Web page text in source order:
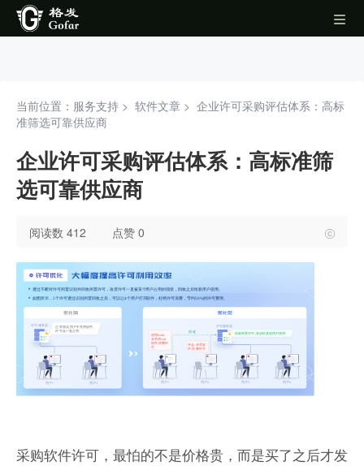
当前位置：服务支持 > 软件文章 > 企业许可采购评估体系：高标
准筛选可靠供应商
企业许可采购评估体系：高标准筛
选可靠供应商
阅读数 412 点赞 0
采购软件许可，最怕的不是价格贵，而是买了之后才发